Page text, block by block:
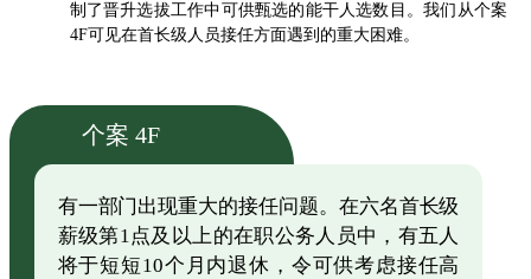
制了晋升选拔工作中可供甄选的能干人选数目。我们从个案
4F可见在首长级人员接任方面遇到的重大困难。
个案 4F
有一部门出现重大的接任问题。在六名首长级
薪级第1点及以上的在职公务人员中，有五人
将于短短10个月内退休，令可供考虑接任高